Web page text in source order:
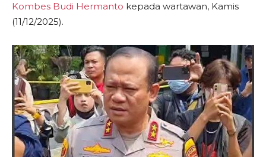
Kombes Budi Hermanto kepada wartawan, Kamis
(11/12/2025).